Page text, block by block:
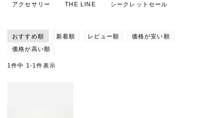
アクセサリー THE LINE シークレットセール
おすすめ順 新着順 レビュー順
価格が安い順
価格が高い順
1件中 1-1件表示